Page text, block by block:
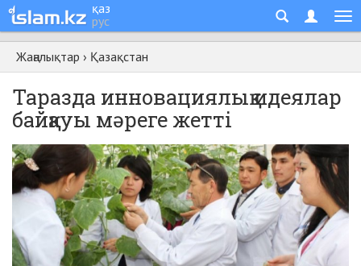
қаз
рус
Жаңалықтар › Қазақстан
Таразда инновациялық идеялар
байқауы мәреге жетті